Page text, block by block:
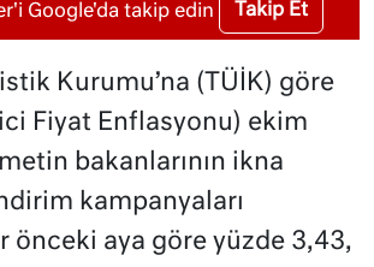
Google'da takip edin Takip Et
Kurumu’na (TÜİK) göre
Fiyat Enflasyonu) ekim
bakanlarının ikna
kampanyaları
önceki aya göre yüzde 3,43,